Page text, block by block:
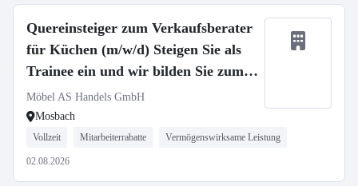
Quereinsteiger zum Verkaufsberater
für Küchen (m/w/d) Steigen Sie als
Trainee ein und wir bilden Sie zum
Fachspezialist aus!
Möbel AS Handels GmbH
Mosbach
Vollzeit Mitarbeiterrabatte Vermögenswirksame Leistung
02.08.2026